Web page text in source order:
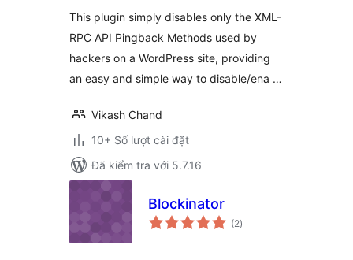
This plugin simply disables only the XML-
RPC API Pingback Methods used by
hackers on a WordPress site, providing
an easy and simple way to disable/ena …
Vikash Chand
10+ Số lượt cài đặt
Đã kiểm tra với 5.7.16
Blockinator
(2tổng
đánh
)